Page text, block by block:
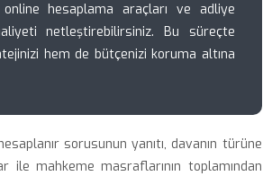
hesaplama araçları ve adliye
netleştirebilirsiniz. Bu süreçte
hem de bütçenizi koruma altına
sorusunun yanıtı, davanın türüne
mahkeme masraflarının toplamından